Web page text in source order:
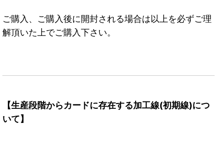
ご購入、ご購入後に開封される場合は以上を必ずご理
解頂いた上でご購入下さい。
【生産段階からカードに存在する加工線(初期線)につ
いて】